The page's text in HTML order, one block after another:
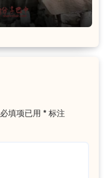
必填项已用 * 标注